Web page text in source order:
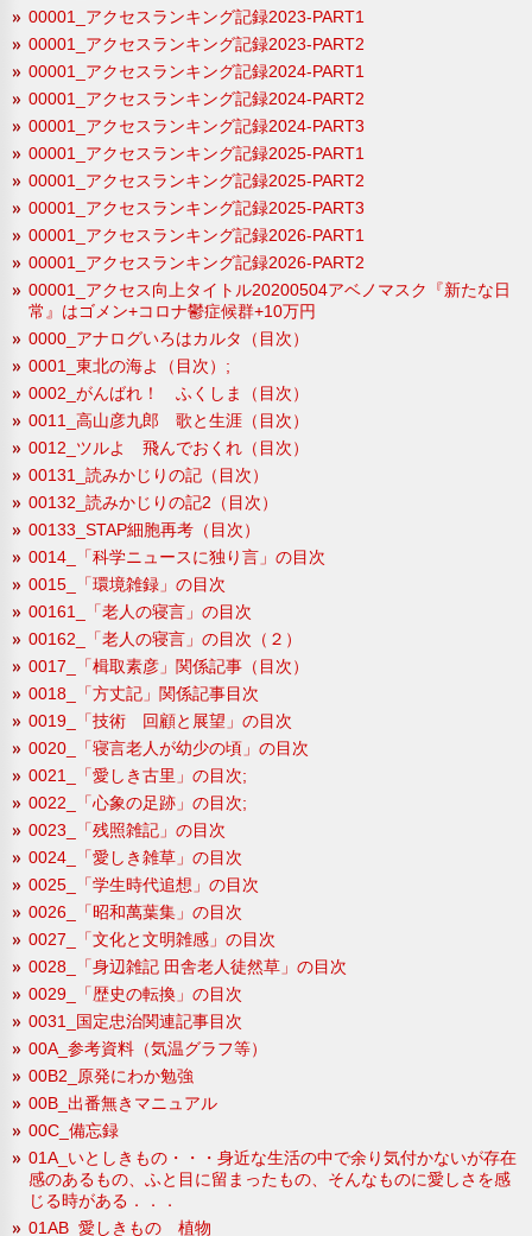
00001_アクセスランキング記録2023-PART1
00001_アクセスランキング記録2023-PART2
00001_アクセスランキング記録2024-PART1
00001_アクセスランキング記録2024-PART2
00001_アクセスランキング記録2024-PART3
00001_アクセスランキング記録2025-PART1
00001_アクセスランキング記録2025-PART2
00001_アクセスランキング記録2025-PART3
00001_アクセスランキング記録2026-PART1
00001_アクセスランキング記録2026-PART2
00001_アクセス向上タイトル20200504アベノマスク『新たな日
常』はゴメン+コロナ鬱症候群+10万円
0000_アナログいろはカルタ（目次）
0001_東北の海よ（目次）;
0002_がんばれ！ ふくしま（目次）
0011_高山彦九郎 歌と生涯（目次）
0012_ツルよ 飛んでおくれ（目次）
00131_読みかじりの記（目次）
00132_読みかじりの記2（目次）
00133_STAP細胞再考（目次）
0014_「科学ニュースに独り言」の目次
0015_「環境雑録」の目次
00161_「老人の寝言」の目次
00162_「老人の寝言」の目次（２）
0017_「楫取素彦」関係記事（目次）
0018_「方丈記」関係記事目次
0019_「技術 回顧と展望」の目次
0020_「寝言老人が幼少の頃」の目次
0021_「愛しき古里」の目次;
0022_「心象の足跡」の目次;
0023_「残照雑記」の目次
0024_「愛しき雑草」の目次
0025_「学生時代追想」の目次
0026_「昭和萬葉集」の目次
0027_「文化と文明雑感」の目次
0028_「身辺雑記 田舎老人徒然草」の目次
0029_「歴史の転換」の目次
0031_国定忠治関連記事目次
00A_参考資料（気温グラフ等）
00B2_原発にわか勉強
00B_出番無きマニュアル
00C_備忘録
01A_いとしきもの・・・身近な生活の中で余り気付かないが存在
感のあるもの、ふと目に留まったもの、そんなものに愛しさを感
じる時がある．．．
01AB_愛しきもの 植物